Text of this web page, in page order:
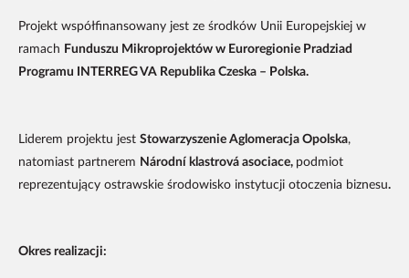
Projekt współfinansowany jest ze środków Unii Europejskiej w
ramach Funduszu Mikroprojektów w Euroregionie Pradziad
Programu INTERREG VA Republika Czeska – Polska.
Liderem projektu jest Stowarzyszenie Aglomeracja Opolska,
natomiast partnerem Národní klastrová asociace, podmiot
reprezentujący ostrawskie środowisko instytucji otoczenia biznesu.
Okres realizacji: